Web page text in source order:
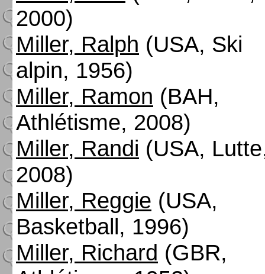
2000)
Miller, Ralph (USA, Ski
alpin, 1956)
Miller, Ramon (BAH,
Athlétisme, 2008)
Miller, Randi (USA,
2008)
Miller, Reggie (USA,
Basketball, 1996)
Miller, Richard (GBR,